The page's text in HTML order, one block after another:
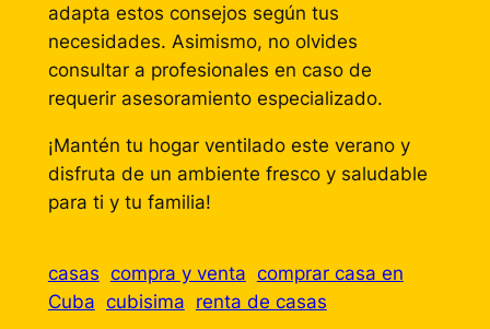
adapta estos consejos según tus
necesidades. Asimismo, no olvides
consultar a profesionales en caso de
requerir asesoramiento especializado.
¡Mantén tu hogar ventilado este verano y
disfruta de un ambiente fresco y saludable
para ti y tu familia!
casas compra y venta comprar casa en
Cuba cubisima renta de casas